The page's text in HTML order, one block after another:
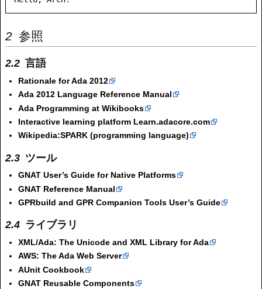
参照
言語
Rationale for Ada 2012
Ada 2012 Language Reference Manual
Ada Programming at Wikibooks
Interactive learning platform Learn.adacore.com
Wikipedia:SPARK (programming language)
ツール
GNAT User’s Guide for Native Platforms
GNAT Reference Manual
GPRbuild and GPR Companion Tools User’s Guide
ライブラリ
XML/Ada: The Unicode and XML Library for Ada
AWS: The Ada Web Server
AUnit Cookbook
GNAT Reusable Components